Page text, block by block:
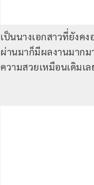
เป็นนางเอกสาวที่ยังค
ผ่านมาก็มีผลงานมาก
ความสวยเหมือนเดิมเล